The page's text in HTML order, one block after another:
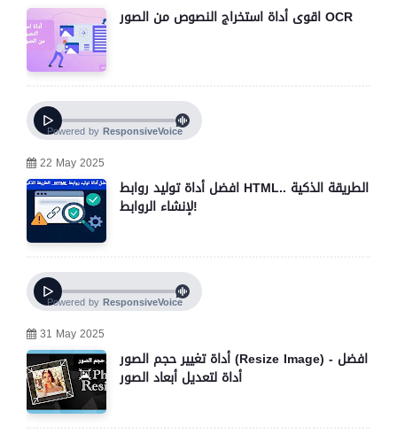
اقوى أداة استخراج النصوص من الصور OCR
22 May 2025
افضل أداة توليد روابط HTML.. الطريقة الذكية
لإنشاء الروابط!
31 May 2025
أداة تغيير حجم الصور (Resize Image) - افضل
أداة لتعديل أبعاد الصور